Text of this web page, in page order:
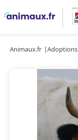
Animaux.fr Adoptions